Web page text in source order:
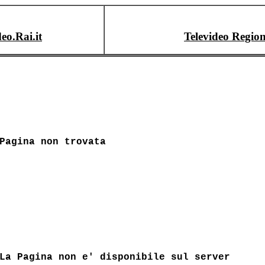
Televideo
Pagina non trovata
La Pagina non e' disponibile sul server